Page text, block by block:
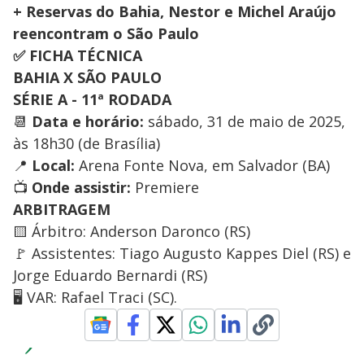
+ Reservas do Bahia, Nestor e Michel Araújo
reencontram o São Paulo
✅ FICHA TÉCNICA
BAHIA X SÃO PAULO
SÉRIE A - 11ª RODADA
📆 Data e horário: sábado, 31 de maio de 2025,
às 18h30 (de Brasília)
📍 Local: Arena Fonte Nova, em Salvador (BA)
📺 Onde assistir: Premiere
ARBITRAGEM
🟨 Árbitro: Anderson Daronco (RS)
🚩 Assistentes: Tiago Augusto Kappes Diel (RS) e
Jorge Eduardo Bernardi (RS)
🖥️ VAR: Rafael Traci (SC).